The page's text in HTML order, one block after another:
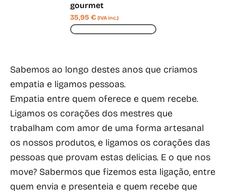
gourmet
35,95 € (IVA inc.)
ADICIONAR
Sabemos ao longo destes anos que criamos
empatia e ligamos pessoas.
Empatia entre quem oferece e quem recebe.
Ligamos os corações dos mestres que
trabalham com amor de uma forma artesanal
os nossos produtos, e ligamos os corações das
pessoas que provam estas delicias. E o que nos
move? Sabermos que fizemos esta ligação, entre
quem envia e presenteia e quem recebe que